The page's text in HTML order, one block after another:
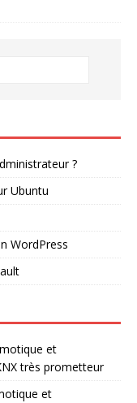
?
Ubuntu
WordPress
et
très prometteur
et